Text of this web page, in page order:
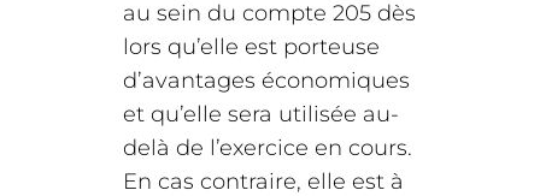
au sein du compte 205 dès
lors qu’elle est porteuse
d’avantages économiques
et qu’elle sera utilisée au-
delà de l’exercice en cours.
En cas contraire, elle est à